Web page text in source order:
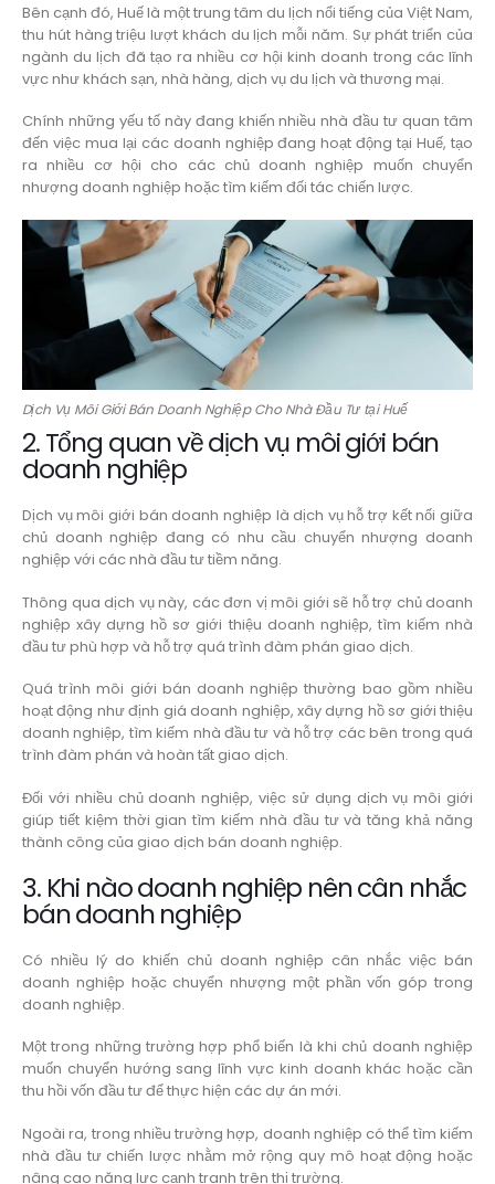
Bên cạnh đó, Huế là một trung tâm du lịch nổi tiếng của Việt Nam,
thu hút hàng triệu lượt khách du lịch mỗi năm. Sự phát triển của
ngành du lịch đã tạo ra nhiều cơ hội kinh doanh trong các lĩnh
vực như khách sạn, nhà hàng, dịch vụ du lịch và thương mại.
Chính những yếu tố này đang khiến nhiều nhà đầu tư quan tâm
đến việc mua lại các doanh nghiệp đang hoạt động tại Huế, tạo
ra nhiều cơ hội cho các chủ doanh nghiệp muốn chuyển
nhượng doanh nghiệp hoặc tìm kiếm đối tác chiến lược.
Dịch Vụ Môi Giới Bán Doanh Nghiệp Cho Nhà Đầu Tư tại Huế
2. Tổng quan về dịch vụ môi giới bán
doanh nghiệp
Dịch vụ môi giới bán doanh nghiệp là dịch vụ hỗ trợ kết nối giữa
chủ doanh nghiệp đang có nhu cầu chuyển nhượng doanh
nghiệp với các nhà đầu tư tiềm năng.
Thông qua dịch vụ này, các đơn vị môi giới sẽ hỗ trợ chủ doanh
nghiệp xây dựng hồ sơ giới thiệu doanh nghiệp, tìm kiếm nhà
đầu tư phù hợp và hỗ trợ quá trình đàm phán giao dịch.
Quá trình môi giới bán doanh nghiệp thường bao gồm nhiều
hoạt động như định giá doanh nghiệp, xây dựng hồ sơ giới thiệu
doanh nghiệp, tìm kiếm nhà đầu tư và hỗ trợ các bên trong quá
trình đàm phán và hoàn tất giao dịch.
Đối với nhiều chủ doanh nghiệp, việc sử dụng dịch vụ môi giới
giúp tiết kiệm thời gian tìm kiếm nhà đầu tư và tăng khả năng
thành công của giao dịch bán doanh nghiệp.
3. Khi nào doanh nghiệp nên cân nhắc
bán doanh nghiệp
Có nhiều lý do khiến chủ doanh nghiệp cân nhắc việc bán
doanh nghiệp hoặc chuyển nhượng một phần vốn góp trong
doanh nghiệp.
Một trong những trường hợp phổ biến là khi chủ doanh nghiệp
muốn chuyển hướng sang lĩnh vực kinh doanh khác hoặc cần
thu hồi vốn đầu tư để thực hiện các dự án mới.
Ngoài ra, trong nhiều trường hợp, doanh nghiệp có thể tìm kiếm
nhà đầu tư chiến lược nhằm mở rộng quy mô hoạt động hoặc
nâng cao năng lực cạnh tranh trên thị trường.